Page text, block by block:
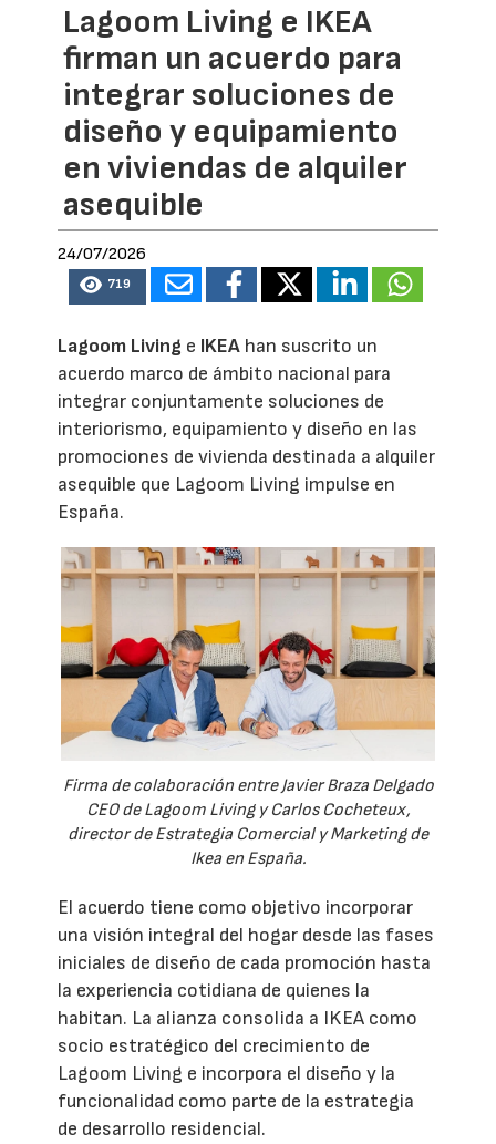
Lagoom Living e IKEA
firman un acuerdo para
integrar soluciones de
diseño y equipamiento
en viviendas de alquiler
asequible
24/07/2026
719
Lagoom Living e IKEA han suscrito un
acuerdo marco de ámbito nacional para
integrar conjuntamente soluciones de
interiorismo, equipamiento y diseño en las
promociones de vivienda destinada a alquiler
asequible que Lagoom Living impulse en
España.
Firma de colaboración entre Javier Braza Delgado
CEO de Lagoom Living y Carlos Cocheteux,
director de Estrategia Comercial y Marketing de
Ikea en España.
El acuerdo tiene como objetivo incorporar
una visión integral del hogar desde las fases
iniciales de diseño de cada promoción hasta
la experiencia cotidiana de quienes la
habitan. La alianza consolida a IKEA como
socio estratégico del crecimiento de
Lagoom Living e incorpora el diseño y la
funcionalidad como parte de la estrategia
de desarrollo residencial.